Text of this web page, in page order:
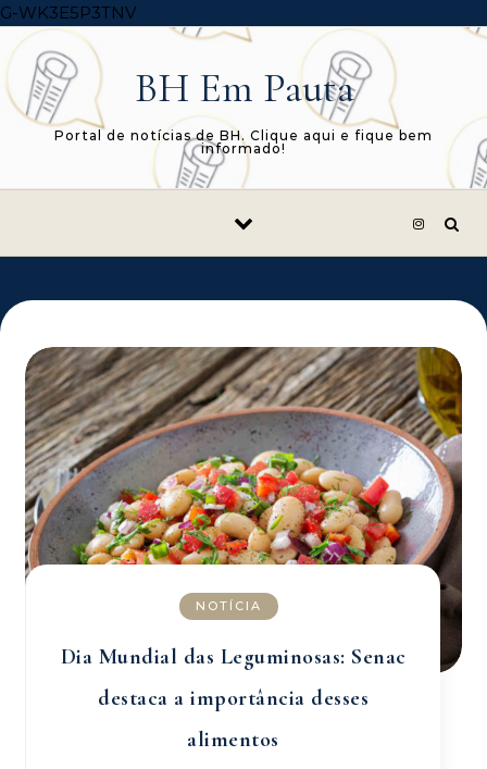
G-WK3E5P3TNVSkip to content
BH Em Pauta
Portal de notícias de BH. Clique aqui e fique bem
informado!
NOTÍCIA
Dia Mundial das Leguminosas: Senac
destaca a importância desses
alimentos